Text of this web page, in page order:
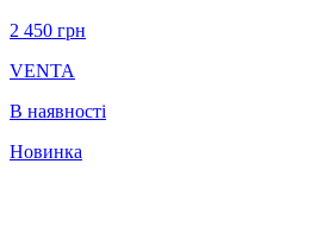
2 450 грн
VENTA
В наявності
Новинка